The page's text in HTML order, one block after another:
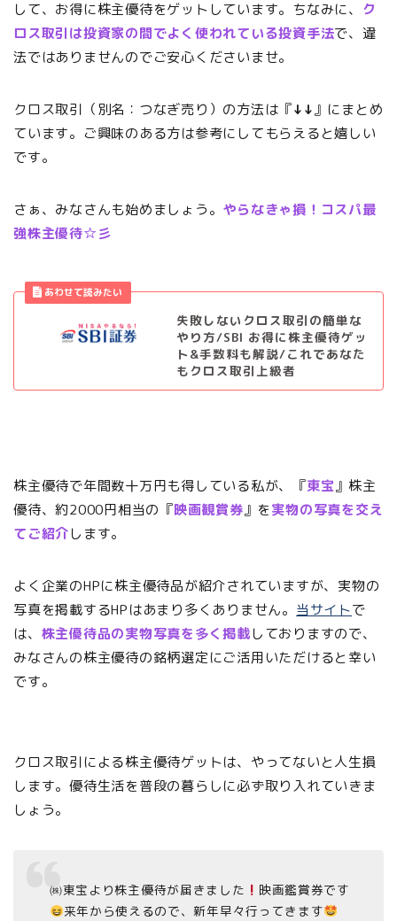
して、お得に株主優待をゲットしています。ちなみに、 ク
ロス取引は投資家の間でよく使われている投資手法で、違
法ではありませんのでご安心くださいませ。
クロス取引（別名：つなぎ売り）の方法は『↓↓』にまとめ
ています。ご興味のある方は参考にしてもらえると嬉しい
です。
さぁ、みなさんも始めましょう。 やらなきゃ損！コスパ最
強株主優待☆彡
失敗しないクロス取引の簡単な
やり方/SBI お得に株主優待ゲッ
ト&手数料も解説/これであなた
もクロス取引上級者
株主優待で年間数十万円も得している私が、『東宝』株主
優待、約2000円相当の『映画観賞券』を実物の写真を交え
てご紹介します。
よく企業のHPに株主優待品が紹介されていますが、実物の
写真を掲載するHPはあまり多くありません。 当サイトで
は、 株主優待品の実物写真を多く掲載しておりますので、
みなさんの株主優待の銘柄選定にご活用いただけると幸い
です。
クロス取引による株主優待ゲットは、やってないと人生損
します。優待生活を普段の暮らしに必ず取り入れていきま
しょう。
㈱東宝より株主優待が届きました
映画鑑賞券です
来年から使えるので、新年早々行ってきます